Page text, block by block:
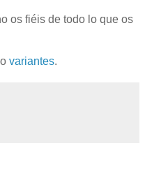
os fiéis de todo lo que os
variantes.